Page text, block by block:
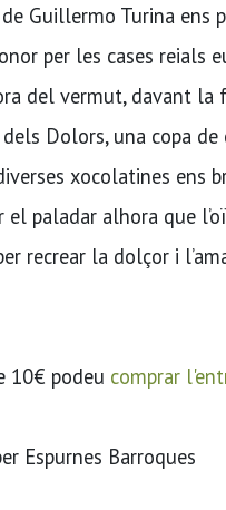
Guillermo Turina ens
per les cases reials
del vermut, davant la
dels Dolors, una copa de
xocolatines ens
el paladar alhora que
recrear la dolçor i
10€ podeu comprar
Espurnes Barroques